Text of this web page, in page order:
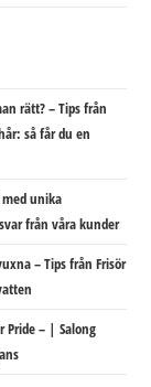
rätt? – Tips från
så får du en
unika
från våra kunder
– Tips från Frisör
Pride – | Salong